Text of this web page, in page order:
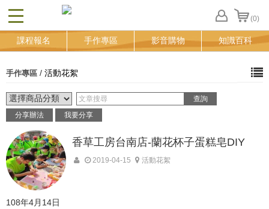
CLOSE (0)
FB
登
課程報名 手作專區 影音購物 知識百科
手作專區 / 活動花絮
分享辦法 我要分享
香草工房台南店-蘭花杯子蛋糕皂DIY
2019-04-15 活動花絮
108年4月14日